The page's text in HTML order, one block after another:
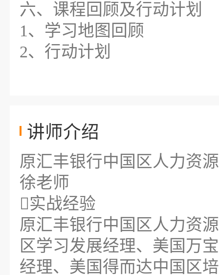
六、课程回顾及行动计划
1、学习地图回顾
2、行动计划
讲师介绍
原汇丰银行中国区人力资
徐老师
实战经验
原汇丰银行中国区人力资
区学习发展经理、美国万
经理、美国得而达中国区